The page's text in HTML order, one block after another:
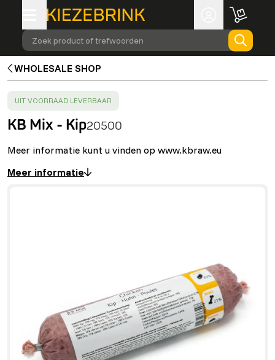
Zoek product of trefwoorden
WHOLESALE SHOP
SUCCESS:
UIT VOORRAAD LEVERBAAR
KB Mix - Kip20500
Meer informatie kunt u vinden op www.kbraw.eu
Meer informatie